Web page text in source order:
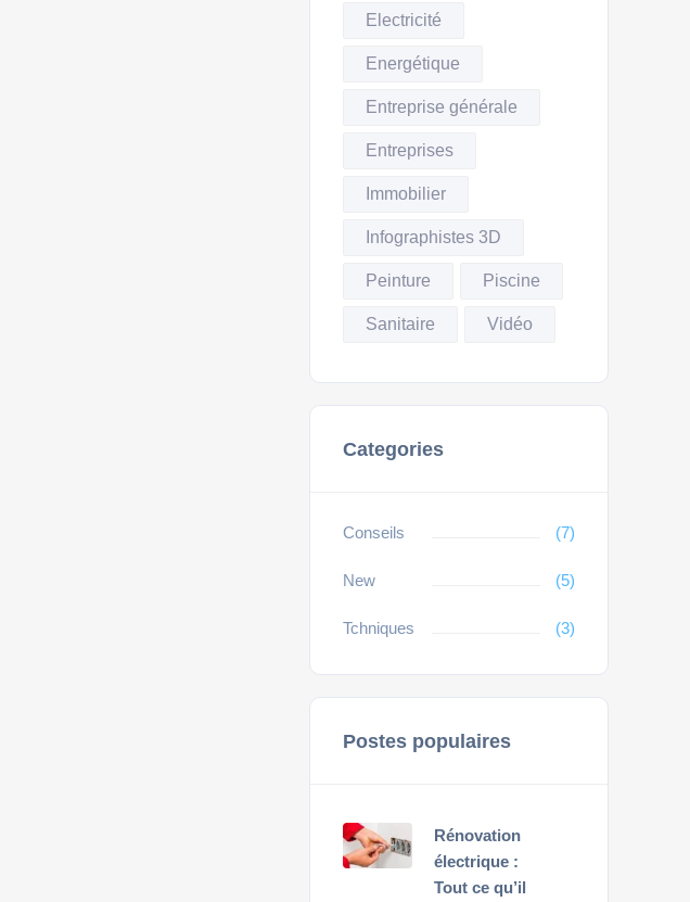
Electricité
Energétique
Entreprise générale
Entreprises
Immobilier
Infographistes 3D
Peinture Piscine
Sanitaire Vidéo
Categories
Conseils (7)
New (5)
Tchniques (3)
Postes populaires
Rénovation
électrique :
Tout ce qu’il